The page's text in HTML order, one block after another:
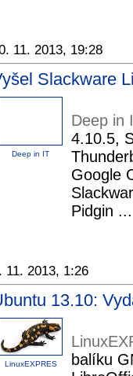
11. 2013, 19:28
Slackware
Deep in IT
Deep in
4.10.5,
Google
Pidgin ...
11. 2013, 1:26
13.10:
LinuxEXPRES
balíku